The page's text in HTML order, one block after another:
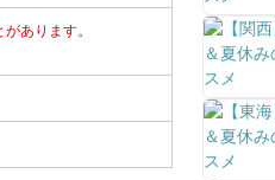
あります。